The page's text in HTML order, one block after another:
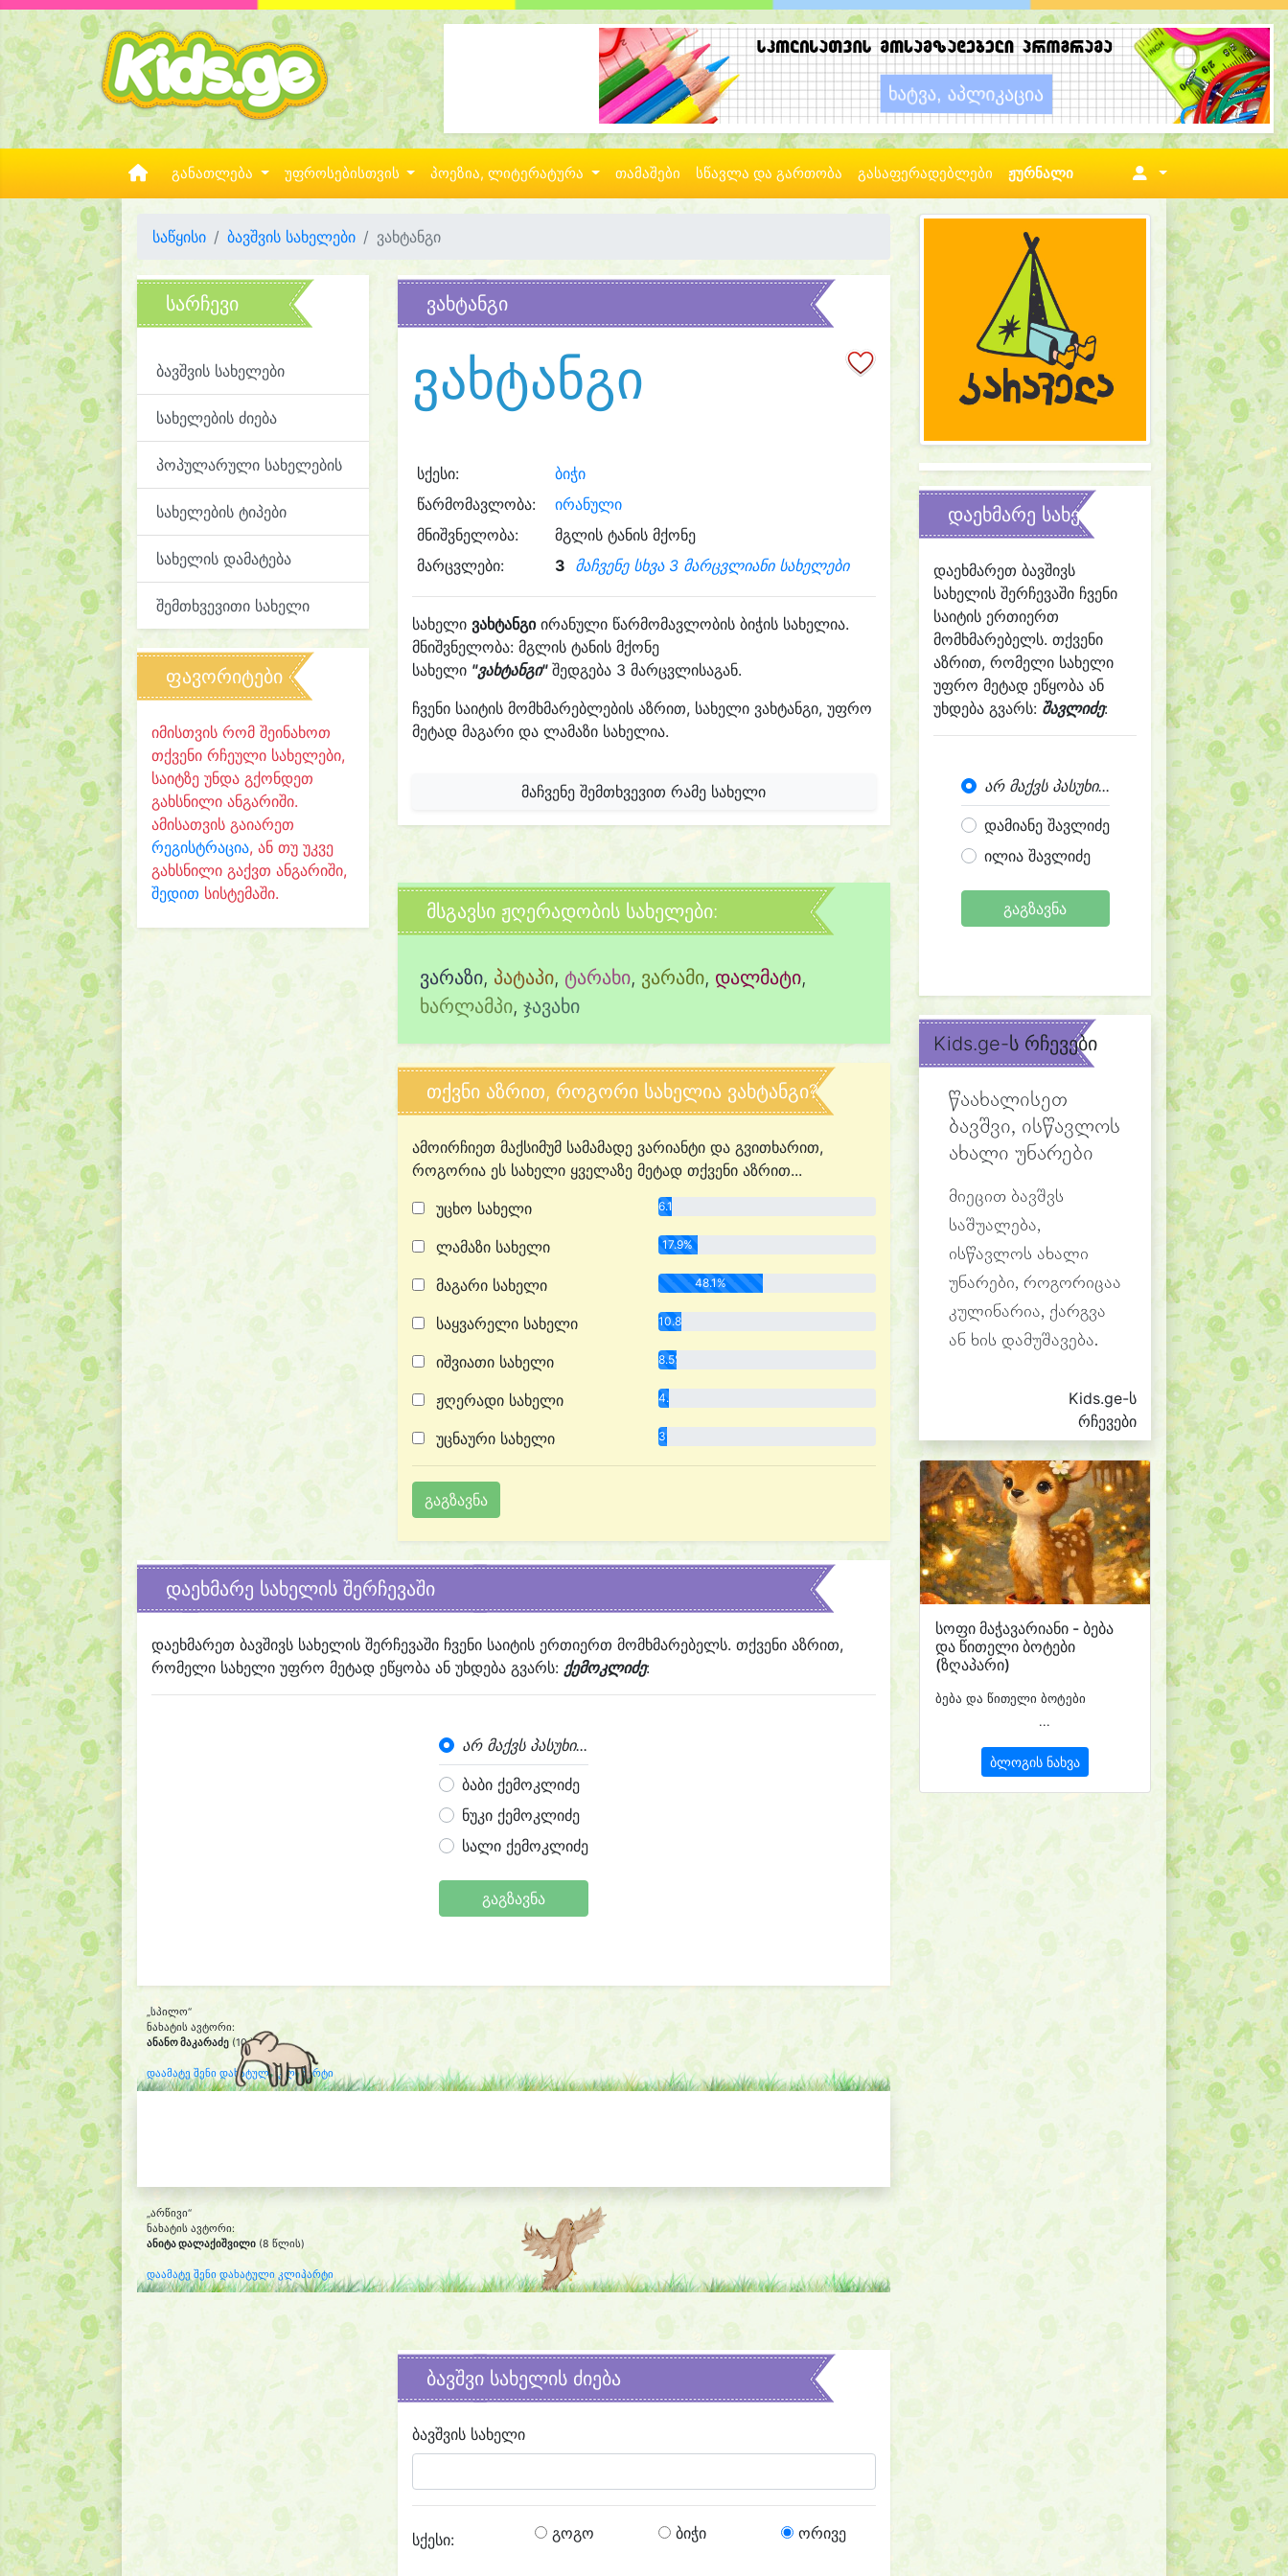
განათლება უფროსებისთვის პოეზია, ლიტერატურა თამაშები სწავლა და გართობა გასაფერადებლები ჟურნალი
საწყისი ბავშვის სახელები ვახტანგი
სარჩევი
ბავშვის სახელები
სახელების ძიება
პოპულარული სახელების
სახელების ტიპები
სახელის დამატება
შემთხვევითი სახელი
ფავორიტები
იმისთვის რომ შეინახოთ
თქვენი რჩეული სახელები,
საიტზე უნდა გქონდეთ
გახსნილი ანგარიში.
ამისათვის გაიარეთ
რეგისტრაცია, ან თუ უკვე
გახსნილი გაქვთ ანგარიში,
შედით სისტემაში.
ვახტანგი
ვახტანგი
სქესი:
ბიჭი
წარმომავლობა:
ირანული
მნიშვნელობა:
მგლის ტანის მქონე
მარცვლები:
3 მაჩვენე სხვა 3 მარცვლიანი სახელები
სახელი ვახტანგიირანული წარმომავლობის ბიჭის სახელია.
მნიშვნელობა: მგლის ტანის მქონე
სახელი "ვახტანგი"შედგება 3 მარცვლისაგან.
ჩვენი საიტის მომხმარებლების აზრით, სახელი ვახტანგი, უფრო
მეტად მაგარი და ლამაზი სახელია.
მაჩვენე შემთხვევით რამე სახელი
მსგავსი ჟღერადობის სახელები:
ვარაზი, პატაპი, ტარახი, ვარამი, დალმატი,
ხარლამპი, ჯავახი
თქვნი აზრით, როგორი სახელია ვახტანგი?
ამოირჩიეთ მაქსიმუმ სამამადე ვარიანტი და გვითხარით,
როგორია ეს სახელი ყველაზე მეტად თქვენი აზრით...
უცხო სახელი
6.1%
ლამაზი სახელი 17.9%
მაგარი სახელი 48.1%
საყვარელი სახელი 10.8%
იშვიათი სახელი 8.5%
ჟღერადი სახელი 4.7%
უცნაური სახელი 3.8%
დაეხმარე სახელის შერჩევაში
დაეხმარეთ ბავშივს სახელის შერჩევაში ჩვენი საიტის ერთიერთ მომხმარებელს. თქვენი აზრით,
რომელი სახელი უფრო მეტად ეწყობა ან უხდება გვარს: ქემოკლიძე:
არ მაქვს პასუხი...
ბაბი ქემოკლიძე
ნუკი ქემოკლიძე
სალი ქემოკლიძე
გაგზავნა
„სპილო“
ნახატის ავტორი:
ანანო მაკარაძე (10 )
დაამატე შენი დახატული კლიპარტი
„არწივი“
ნახატის ავტორი:
ანიტა დალაქიშვილი (8 წლის)
დაამატე შენი დახატული კლიპარტი
ბავშვი სახელის ძიება
ბავშვის სახელი
სქესი: გოგო ბიჭი ორივე
დაეხმარე სახელის შერჩევაში
დაეხმარეთ ბავშივს
სახელის შერჩევაში ჩვენი
საიტის ერთიერთ
მომხმარებელს. თქვენი
აზრით, რომელი სახელი
უფრო მეტად ეწყობა ან
უხდება გვარს: შავლიძე:
არ მაქვს პასუხი...
დამიანე შავლიძე
ილია შავლიძე
გაგზავნა
Kids.ge-ს რჩევები
წაახალისეთ
ბავშვი, ისწავლოს
ახალი უნარები
მიეცით ბავშვს
საშუალება,
ისწავლოს ახალი
უნარები, როგორიცაა
კულინარია, ქარგვა
ან ხის დამუშავება.
Kids.ge-ს
რჩევები
სოფი მაჭავარიანი - ბება
და წითელი ბოტები
(ზღაპარი)
ბება და წითელი ბოტები
...
ბლოგის ნახვა